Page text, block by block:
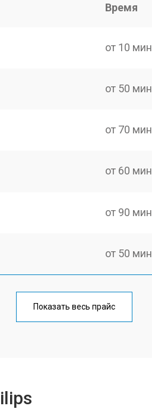
Время
от 10 мин
от 50 мин
от 70 мин
от 60 мин
от 90 мин
от 50 мин
от 90 мин
Показать весь прайс